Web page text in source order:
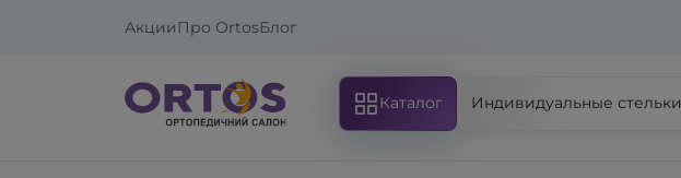
АкцииПро OrtosБлог
Каталог Индивидуальные стельки